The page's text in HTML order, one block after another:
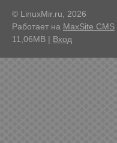
© LinuxMir.ru, 2026
Работает на MaxSite CMS
11,06MB | Вход